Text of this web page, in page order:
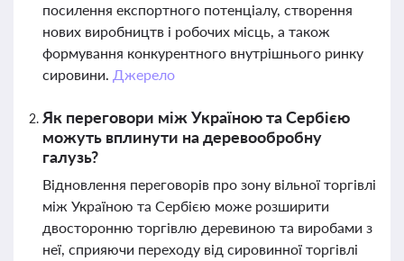
посилення експортного потенціалу, створення
нових виробництв і робочих місць, а також
формування конкурентного внутрішнього ринку
сировини. Джерело
Як переговори між Україною та Сербією
можуть вплинути на деревообробну
галузь?
Відновлення переговорів про зону вільної торгівлі
між Україною та Сербією може розширити
двосторонню торгівлю деревиною та виробами з
неї, сприяючи переходу від сировинної торгівлі